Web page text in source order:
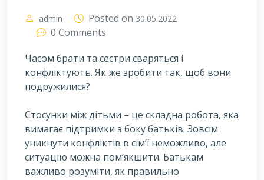
admin Posted on 30.05.2022
0 Comments
Часом брати та сестри сваряться і
конфліктують. Як же зробити так, щоб вони
подружилися?
Стосунки між дітьми – це складна робота, яка
вимагає підтримки з боку батьків. Зовсім
уникнути конфліктів в сім’ї неможливо, але
ситуацію можна пом’якшити. Батькам
важливо розуміти, як правильно